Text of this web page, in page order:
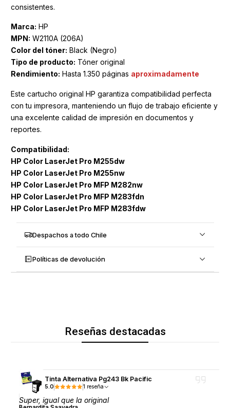
consistentes.
Marca: HP
MPN: W2110A (206A)
Color del tóner: Black (Negro)
Tipo de producto: Tóner original
Rendimiento: Hasta 1.350 páginas aproximadamente
Este cartucho original HP garantiza compatibilidad perfecta
con tu impresora, manteniendo un flujo de trabajo eficiente y
una excelente calidad de impresión en documentos y
reportes.
Compatibilidad:
HP Color LaserJet Pro M255dw
HP Color LaserJet Pro M255nw
HP Color LaserJet Pro MFP M282nw
HP Color LaserJet Pro MFP M283fdn
HP Color LaserJet Pro MFP M283fdw
Despachos a todo Chile
Políticas de devolución
Reseñas destacadas
Tinta Alternativa Pg243 Bk Pacific
5.0 1 reseña
Super, igual que la original